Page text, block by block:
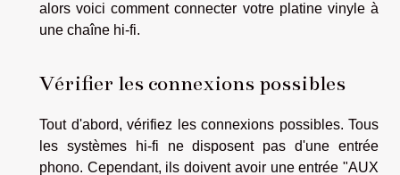
alors voici comment connecter votre platine vinyle à
une chaîne hi-fi.
Vérifier les connexions possibles
Tout d'abord, vérifiez les connexions possibles. Tous
les systèmes hi-fi ne disposent pas d'une entrée
phono. Cependant, ils doivent avoir une entrée "AUX